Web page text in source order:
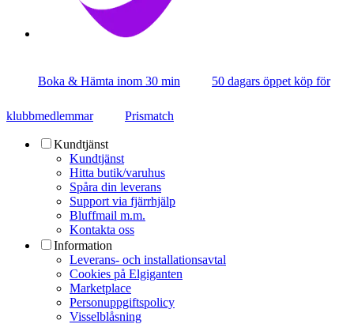
Boka & Hämta inom 30 min 50 dagars öppet köp för
klubbmedlemmar Prismatch
Kundtjänst
Kundtjänst
Hitta butik/varuhus
Spåra din leverans
Support via fjärrhjälp
Bluffmail m.m.
Kontakta oss
Information
Leverans- och installationsavtal
Cookies på Elgiganten
Marketplace
Personuppgiftspolicy
Visselblåsning